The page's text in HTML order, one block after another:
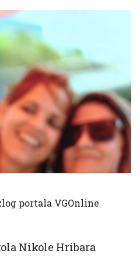
portala VGOnline
Nikole Hribara